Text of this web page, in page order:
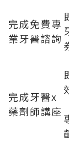
完成免費專
業牙醫諮詢
完成牙醫x
藥劑師講座